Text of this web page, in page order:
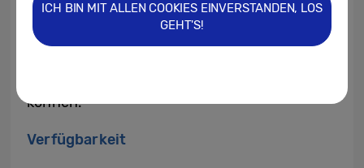
Bürstenkonfigurationen, sodass
VerbraucherInnen den idealen Akku-
können.
Verfügbarkeit
ICH BIN MIT ALLEN COOKIES EINVERSTANDEN, LOS
GEHT'S!